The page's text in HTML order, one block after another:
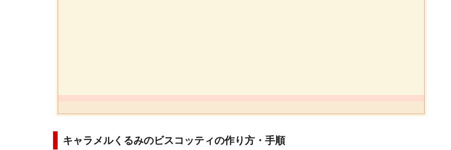
キャラメルくるみのビスコッティの作り方・手順